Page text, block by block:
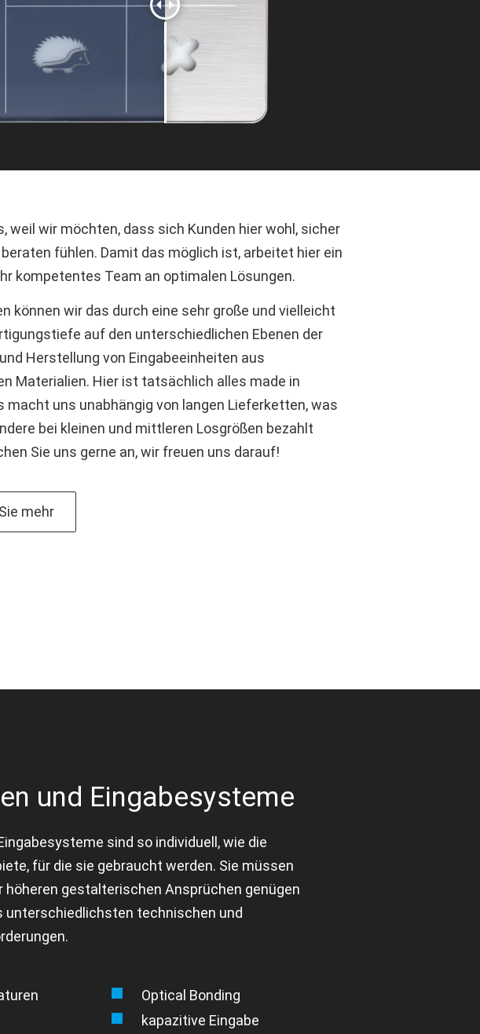
weil wir möchten, dass sich Kunden hier wohl, sicher
fühlen. Damit das möglich ist, arbeitet hier ein
kompetentes Team an optimalen Lösungen.
können wir das durch eine sehr große und vielleicht
auf den unterschiedlichen Ebenen der
Herstellung von Eingabeeinheiten aus
Materialien. Hier ist tatsächlich alles made in
macht uns unabhängig von langen Lieferketten, was
bei kleinen und mittleren Losgrößen bezahlt
Sie uns gerne an, wir freuen uns darauf!
mehr
und Eingabesysteme
sind so individuell, wie die
für die sie gebraucht werden. Sie müssen
höheren gestalterischen Ansprüchen genügen
unterschiedlichsten technischen und
Optical Bonding
kapazitive Eingabe